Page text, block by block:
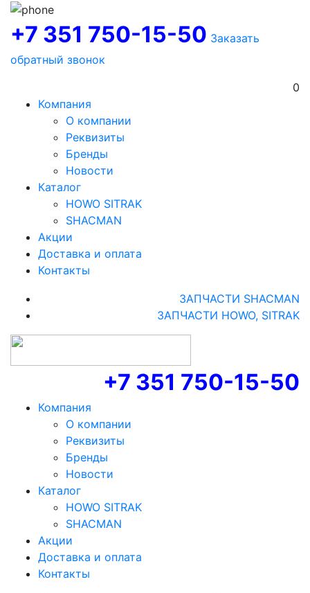
+7 351 750-15-50 Заказать
обратный звонок
0
Компания
О компании
Реквизиты
Бренды
Новости
Каталог
HOWO SITRAK
SHACMAN
Акции
Доставка и оплата
Контакты
ЗАПЧАСТИ SHACMAN
ЗАПЧАСТИ HOWO, SITRAK
+7 351 750-15-50
Компания
О компании
Реквизиты
Бренды
Новости
Каталог
HOWO SITRAK
SHACMAN
Акции
Доставка и оплата
Контакты